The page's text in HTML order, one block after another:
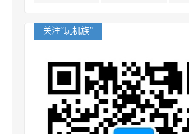
关注“玩机族”